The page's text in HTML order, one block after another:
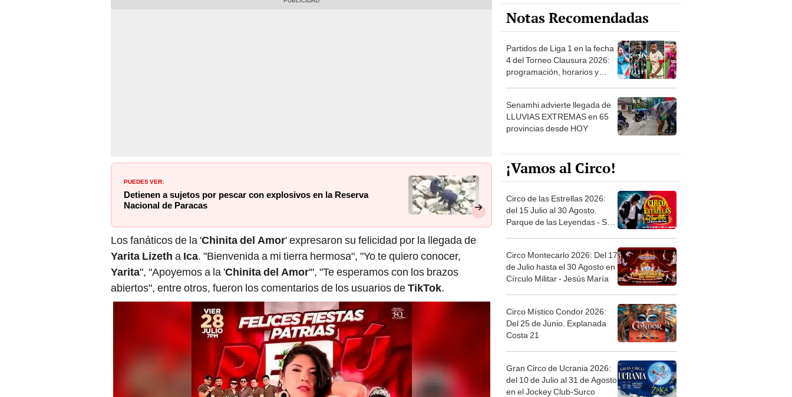
PUEDES VER:
Detienen a sujetos por pescar con explosivos en la Reserva
Nacional de Paracas
Los fanáticos de la 'Chinita del Amor' expresaron su felicidad por la llegada de
Yarita Lizeth a Ica. "Bienvenida a mi tierra hermosa", "Yo te quiero conocer,
Yarita", "Apoyemos a la 'Chinita del Amor'", "Te esperamos con los brazos
abiertos", entre otros, fueron los comentarios de los usuarios deTikTok.
Notas Recomendadas
Partidos de Liga 1 en la fecha
4 del Torneo Clausura 2026:
programación, horarios y
Senamhi advierte llegada de
LLUVIAS EXTREMAS en 65
provincias desde HOY
¡Vamos al Circo!
Circo de las Estrellas 2026:
del 15 Julio al 30 Agosto.
Parque de las Leyendas - San
Circo Montecarlo 2026: Del 17
de Julio hasta el 30 Agosto en
Círculo Militar - Jesús María
Circo Místico Condor 2026:
Del 25 de Junio. Explanada
Costa 21
Gran Circo de Ucrania 2026:
del 10 de Julio al 31 de Agosto
en el Jockey Club-Surco